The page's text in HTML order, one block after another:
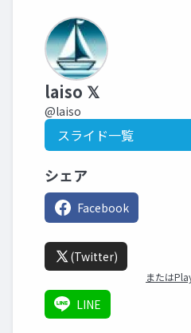
laiso 𝕏
@laiso
スライド一覧
シェア
Facebook
(Twitter)
または
LINE